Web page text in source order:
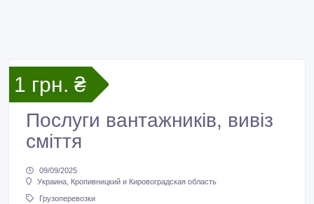
1 грн. ₴
Послуги вантажників, вивіз
сміття
09/09/2025
Украина, Кропивницкий и Кировоградская область
Грузоперевозки